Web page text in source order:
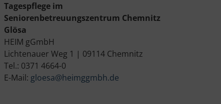
Tagespflege im
Seniorenbetreuungszentrum Chemnitz
Glösa
HEIM gGmbH
Lichtenauer Weg 1 | 09114 Chemnitz
Tel.: 0371 4664-0
E-Mail: gloesa@heimggmbh.de